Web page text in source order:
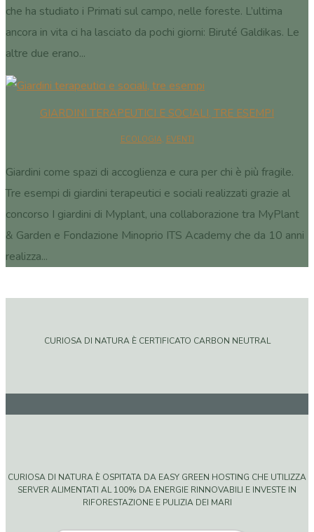
che ha studiato i Primati sul campo, nelle foreste. L’ultima
ancora in vita ci ha lasciato da pochi giorni: Biruté Galdikas. Le
altre due erano...
GIARDINI TERAPEUTICI E SOCIALI, TRE ESEMPI
ECOLOGIA, EVENTI
Giardini come spazi di accoglienza e cura per chi è più fragile.
Tre esempi di giardini terapeutici e sociali realizzati grazie al
concorso I giardini di Myplant, una collaborazione tra MyPlant
& Garden e Fondazione Minoprio ITS Academy che da 10 anni
realizza...
CURIOSA DI NATURA È CERTIFICATO CARBON NEUTRAL
CURIOSA DI NATURA È OSPITATA DA EASY GREEN HOSTING CHE UTILIZZA
SERVER ALIMENTATI AL 100% DA ENERGIE RINNOVABILI E INVESTE IN
RIFORESTAZIONE E PULIZIA DEI MARI